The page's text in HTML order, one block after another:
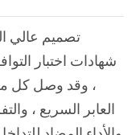
شهادات اختبار
، وقد وصل كل من
العابر السريع ،